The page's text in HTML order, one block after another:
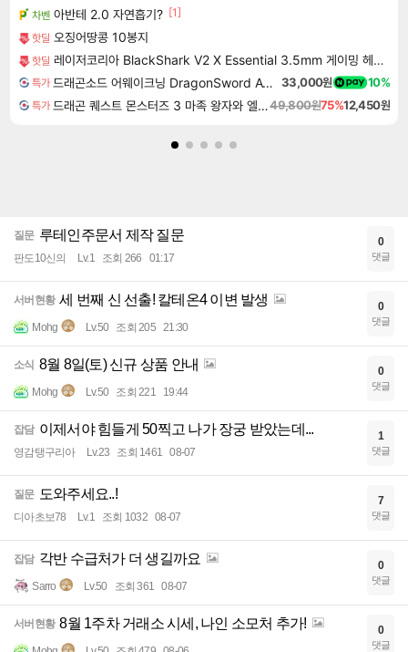
차벤 아반테 2.0 자연흡기? [1]
핫딜 오징어땅콩 10봉지
핫딜 레이저코리아 BlackShark V2 X Essential 3.5mm 게이밍 헤드셋
특가 드래곤소드 어웨이크닝 DragonSword Awakening 33,000원 10%
특가 드래곤 퀘스트 몬스터즈 3 마족 왕자와 엘프의 여행 Dragon Quest Monsters The Dark Prince49,800원75%12,450원
질문 루테인주문서 제작 질문
판도10신의 Lv.1 조회 266 01:17
0
댓글
서버현황 세 번째 신 선출! 칼테온4 이변 발생
Mohg Lv.50 조회 205 21:30
0
댓글
소식 8월 8일(토) 신규 상품 안내
Mohg Lv.50 조회 221 19:44
0
댓글
잡담 이제서야 힘들게 50찍고 나가 장궁 받았는데...
영감탱구리아 Lv.23 조회 1461 08-07
1
댓글
질문 도와주세요..!
디아초보78 Lv.1 조회 1032 08-07
7
댓글
잡담 각반 수급처가 더 생길까요
Sarro Lv.50 조회 361 08-07
0
댓글
서버현황 8월 1주차 거래소 시세, 나인 소모처 추가! 0
댓글